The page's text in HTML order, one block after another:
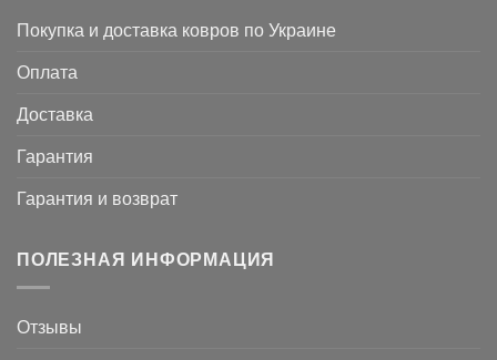
Покупка и доставка ковров по Украине
Оплата
Доставка
Гарантия
Гарантия и возврат
ПОЛЕЗНАЯ ИНФОРМАЦИЯ
Отзывы